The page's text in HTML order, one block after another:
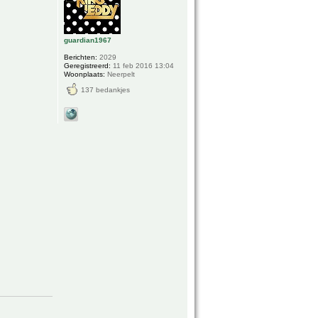
guardian1967
Berichten: 2029
Geregistreerd: 11 feb 2016 13:04
Woonplaats: Neerpelt
137 bedankjes